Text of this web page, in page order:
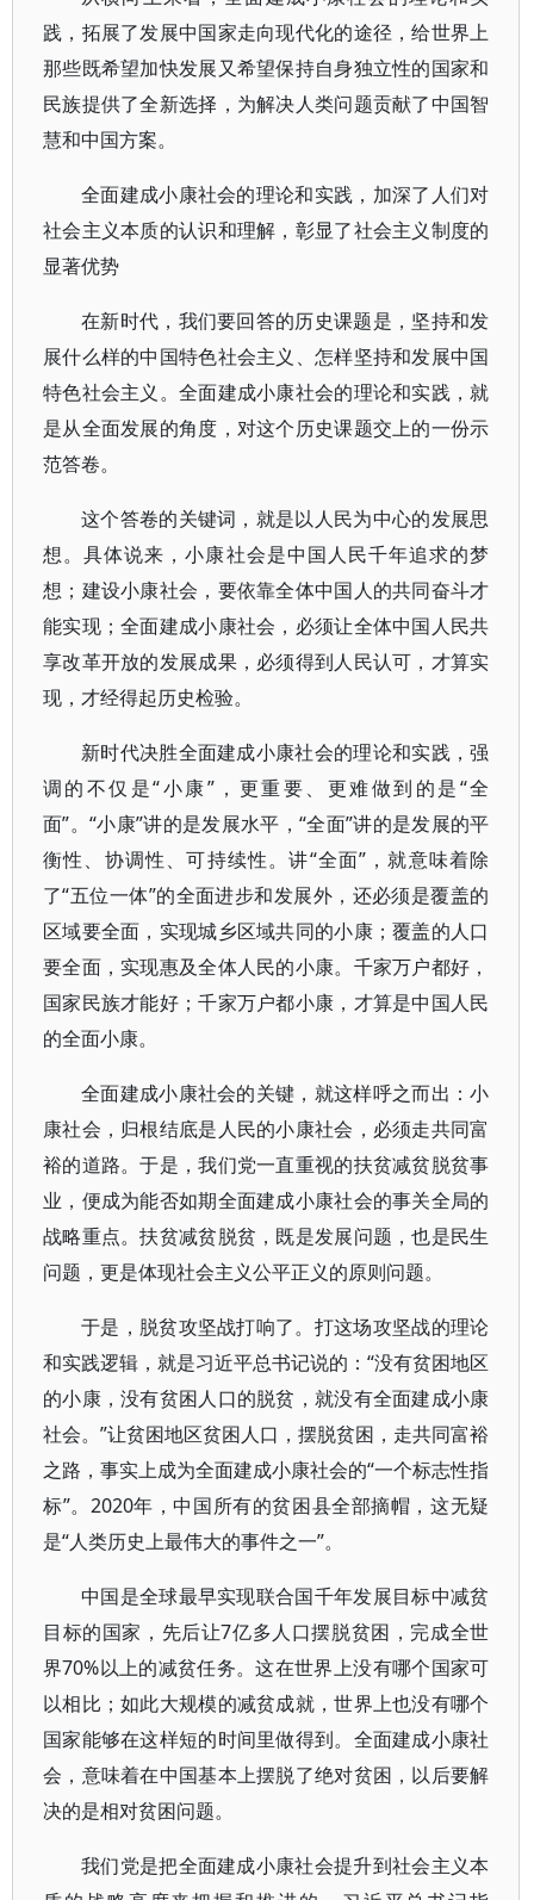
践，拓展了发展中国家走向现代化的途径，给世界上
那些既希望加快发展又希望保持自身独立性的国家和
民族提供了全新选择，为解决人类问题贡献了中国智
慧和中国方案。
全面建成小康社会的理论和实践，加深了人们对
社会主义本质的认识和理解，彰显了社会主义制度的
显著优势
在新时代，我们要回答的历史课题是，坚持和发
展什么样的中国特色社会主义、怎样坚持和发展中国
特色社会主义。全面建成小康社会的理论和实践，就
是从全面发展的角度，对这个历史课题交上的一份示
范答卷。
这个答卷的关键词，就是以人民为中心的发展思
想。具体说来，小康社会是中国人民千年追求的梦
想；建设小康社会，要依靠全体中国人的共同奋斗才
能实现；全面建成小康社会，必须让全体中国人民共
享改革开放的发展成果，必须得到人民认可，才算实
现，才经得起历史检验。
新时代决胜全面建成小康社会的理论和实践，强
调的不仅是“小康”，更重要、更难做到的是“全
面”。“小康”讲的是发展水平，“全面”讲的是发展的平
衡性、协调性、可持续性。讲“全面”，就意味着除
了“五位一体”的全面进步和发展外，还必须是覆盖的
区域要全面，实现城乡区域共同的小康；覆盖的人口
要全面，实现惠及全体人民的小康。千家万户都好，
国家民族才能好；千家万户都小康，才算是中国人民
的全面小康。
全面建成小康社会的关键，就这样呼之而出：小
康社会，归根结底是人民的小康社会，必须走共同富
裕的道路。于是，我们党一直重视的扶贫减贫脱贫事
业，便成为能否如期全面建成小康社会的事关全局的
战略重点。扶贫减贫脱贫，既是发展问题，也是民生
问题，更是体现社会主义公平正义的原则问题。
于是，脱贫攻坚战打响了。打这场攻坚战的理论
和实践逻辑，就是习近平总书记说的：“没有贫困地区
的小康，没有贫困人口的脱贫，就没有全面建成小康
社会。”让贫困地区贫困人口，摆脱贫困，走共同富裕
之路，事实上成为全面建成小康社会的“一个标志性指
标”。2020年，中国所有的贫困县全部摘帽，这无疑
是“人类历史上最伟大的事件之一”。
中国是全球最早实现联合国千年发展目标中减贫
目标的国家，先后让7亿多人口摆脱贫困，完成全世
界70%以上的减贫任务。这在世界上没有哪个国家可
以相比；如此大规模的减贫成就，世界上也没有哪个
国家能够在这样短的时间里做得到。全面建成小康社
会，意味着在中国基本上摆脱了绝对贫困，以后要解
决的是相对贫困问题。
我们党是把全面建成小康社会提升到社会主义本